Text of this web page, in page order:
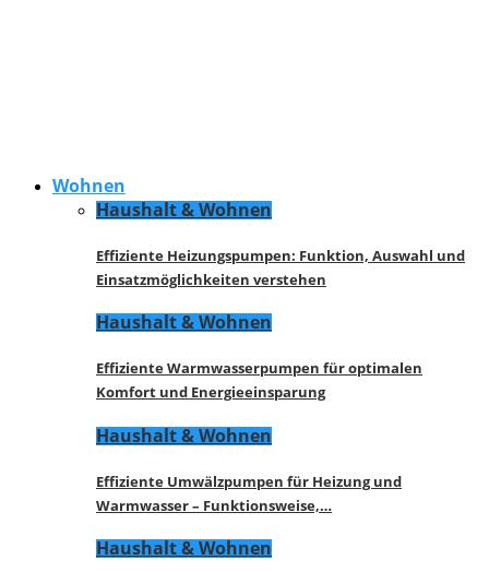
Wohnen
Haushalt & Wohnen
Effiziente Heizungspumpen: Funktion, Auswahl und
Einsatzmöglichkeiten verstehen
Haushalt & Wohnen
Effiziente Warmwasserpumpen für optimalen
Komfort und Energieeinsparung
Haushalt & Wohnen
Effiziente Umwälzpumpen für Heizung und
Warmwasser – Funktionsweise,…
Haushalt & Wohnen